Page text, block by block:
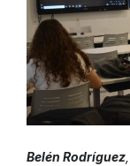
Belén Rodríguez